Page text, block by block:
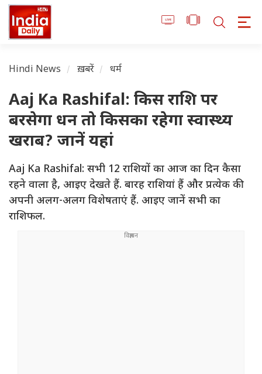
Hindi News ख़बरें धर्म
Aaj Ka Rashifal: किस राशि पर
बरसेगा धन तो किसका रहेगा स्वास्थ्य
खराब? जानें यहां
Aaj Ka Rashifal: सभी 12 राशियों का आज का दिन कैसा
रहने वाला है, आइए देखते हैं. बारह राशियां हैं और प्रत्येक की
अपनी अलग-अलग विशेषताएं हैं. आइए जानें सभी का
राशिफल.